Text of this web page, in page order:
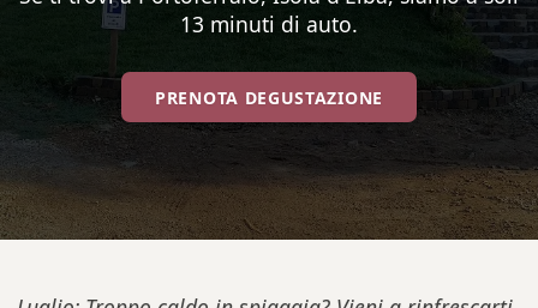
13 minuti di auto.
PRENOTA DEGUSTAZIONE